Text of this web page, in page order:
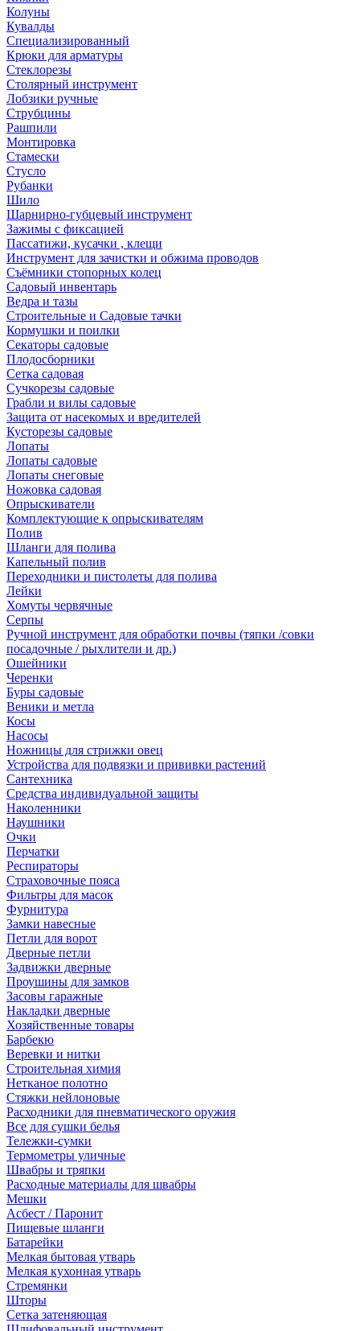
Колуны
Кувалды
Специализированный
Крюки для арматуры
Стеклорезы
Столярный инструмент
Лобзики ручные
Струбцины
Рашпили
Монтировка
Стамески
Стусло
Рубанки
Шило
Шарнирно-губцевый инструмент
Зажимы с фиксацией
Пассатижи, кусачки , клещи
Инструмент для зачистки и обжима проводов
Съёмники стопорных колец
Садовый инвентарь
Ведра и тазы
Строительные и Садовые тачки
Кормушки и поилки
Секаторы садовые
Плодосборники
Сетка садовая
Сучкорезы садовые
Грабли и вилы садовые
Защита от насекомых и вредителей
Кусторезы садовые
Лопаты
Лопаты садовые
Лопаты снеговые
Ножовка садовая
Опрыскиватели
Комплектующие к опрыскивателям
Полив
Шланги для полива
Капельный полив
Переходники и пистолеты для полива
Лейки
Хомуты червячные
Серпы
Ручной инструмент для обработки почвы (тяпки /совки
посадочные / рыхлители и др.)
Ошейники
Черенки
Буры садовые
Веники и метла
Косы
Насосы
Ножницы для стрижки овец
Устройства для подвязки и прививки растений
Сантехника
Средства индивидуальной защиты
Наколенники
Наушники
Очки
Перчатки
Респираторы
Страховочные пояса
Фильтры для масок
Фурнитура
Замки навесные
Петли для ворот
Дверные петли
Задвижки дверные
Проушины для замков
Засовы гаражные
Накладки дверные
Хозяйственные товары
Барбекю
Веревки и нитки
Строительная химия
Нетканое полотно
Стяжки нейлоновые
Расходники для пневматического оружия
Все для сушки белья
Тележки-сумки
Термометры уличные
Швабры и тряпки
Расходные материалы для швабры
Мешки
Асбест / Паронит
Пищевые шланги
Батарейки
Мелкая бытовая утварь
Мелкая кухонная утварь
Стремянки
Шторы
Сетка затеняющая